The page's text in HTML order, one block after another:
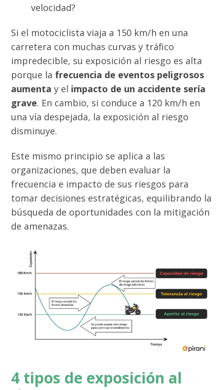
velocidad?
Si el motociclista viaja a 150 km/h en una
carretera con muchas curvas y tráfico
impredecible, su exposición al riesgo es alta
porque la frecuencia de eventos peligrosos
aumenta y el impacto de un accidente sería
grave. En cambio, si conduce a 120 km/h en
una vía despejada, la exposición al riesgo
disminuye.
Este mismo principio se aplica a las
organizaciones, que deben evaluar la
frecuencia e impacto de sus riesgos para
tomar decisiones estratégicas, equilibrando la
búsqueda de oportunidades con la mitigación
de amenazas.
4 tipos de exposición al